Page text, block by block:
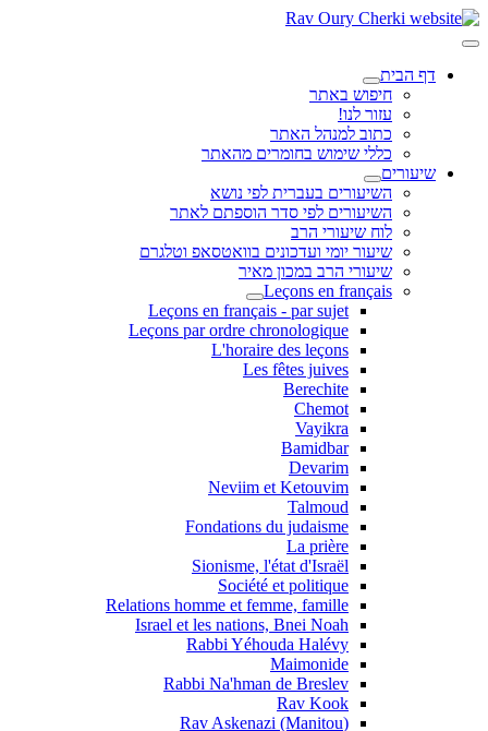
דף הבית
חיפוש באתר
עזור לנו!
כתוב למנהל האתר
כללי שימוש בחומרים מהאתר
שיעורים
השיעורים בעברית לפי נושא
השיעורים לפי סדר הוספתם לאתר
לוח שיעורי הרב
שיעור יומי ועדכונים בוואטסאפ וטלגרם
שיעורי הרב במכון מאיר
Leçons en français
Leçons en français - par sujet
Leçons par ordre chronologique
L'horaire des leçons
Les fêtes juives
Berechite
Chemot
Vayikra
Bamidbar
Devarim
Neviim et Ketouvim
Talmoud
Fondations du judaisme
La prière
Sionisme, l'état d'Israël
Société et politique
Relations homme et femme, famille
Israel et les nations, Bnei Noah
Rabbi Yéhouda Halévy
Maimonide
Rabbi Na'hman de Breslev
Rav Kook
(Rav Askenazi (Manitou